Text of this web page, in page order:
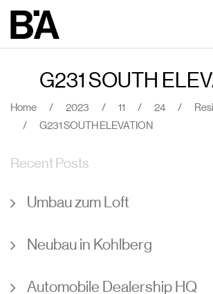
G231 SOUTH
Home / 2023 / 11 / 24 /
/
G231 SOUTH ELEVATION
Recent Posts
Umbau zum Loft
Neubau in Kohlberg
Automobile Dealership HQ